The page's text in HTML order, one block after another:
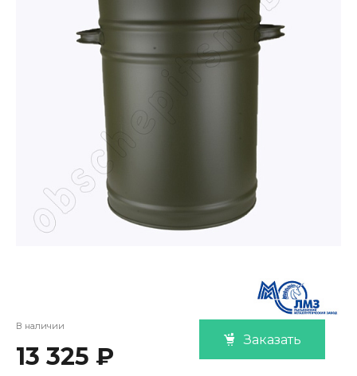
В наличии
13 325 ₽
Заказать